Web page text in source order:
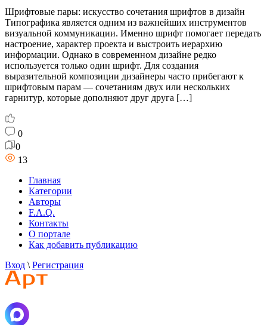
Шрифтовые пары: искусство сочетания шрифтов в дизайн
Типографика является одним из важнейших инструментов
визуальной коммуникации. Именно шрифт помогает передать
настроение, характер проекта и выстроить иерархию
информации. Однако в современном дизайне редко
используется только один шрифт. Для создания
выразительной композиции дизайнеры часто прибегают к
шрифтовым парам — сочетаниям двух или нескольких
гарнитур, которые дополняют друг друга […]
0
0
13
Главная
Категории
Авторы
F.A.Q.
Контакты
О портале
Как добавить публикацию
Вход \ Регистрация